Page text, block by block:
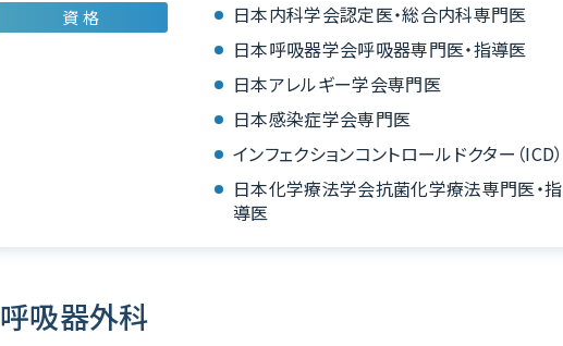
資 格
日本内科学会認定医・総合内科専門医
日本呼吸器学会呼吸器専門医・指導医
日本アレルギー学会専門医
日本感染症学会専門医
インフェクションコントロールドクター（ICD）
日本化学療法学会抗菌化学療法専門医・指
導医
呼吸器外科